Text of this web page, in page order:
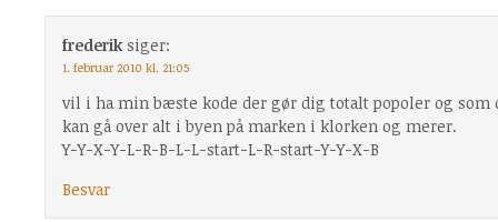
frederik siger:
1. februar 2010 kl. 21:05
vil i ha min bæste kode der gør dig totalt popoler og som
kan gå over alt i byen på marken i klorken og merer.
Y-Y-X-Y-L-R-B-L-L-start-L-R-start-Y-Y-X-B
Besvar